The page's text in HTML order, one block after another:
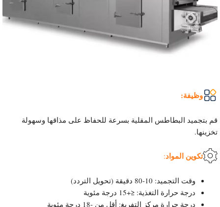
وظيفة:
قم بتجميد البطاطس المقلية بسرعة للحفاظ على مذاقها وسهولة
تخزينها.
تكوين المواد:
وقت التجميد: 10-80 دقيقة (تحويل التردد)
درجة حرارة التغذية: ≤+15 درجة مئوية
درجة حرارة مركز التفريغ: أقل من -18 درجة مئوية
Portuguese
Italian
Malay